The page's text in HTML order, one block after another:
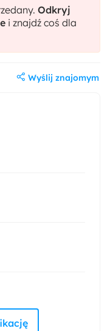
Odkryj
i znajdź coś dla
Wyślij znajomym